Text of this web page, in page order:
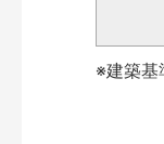
※建築基